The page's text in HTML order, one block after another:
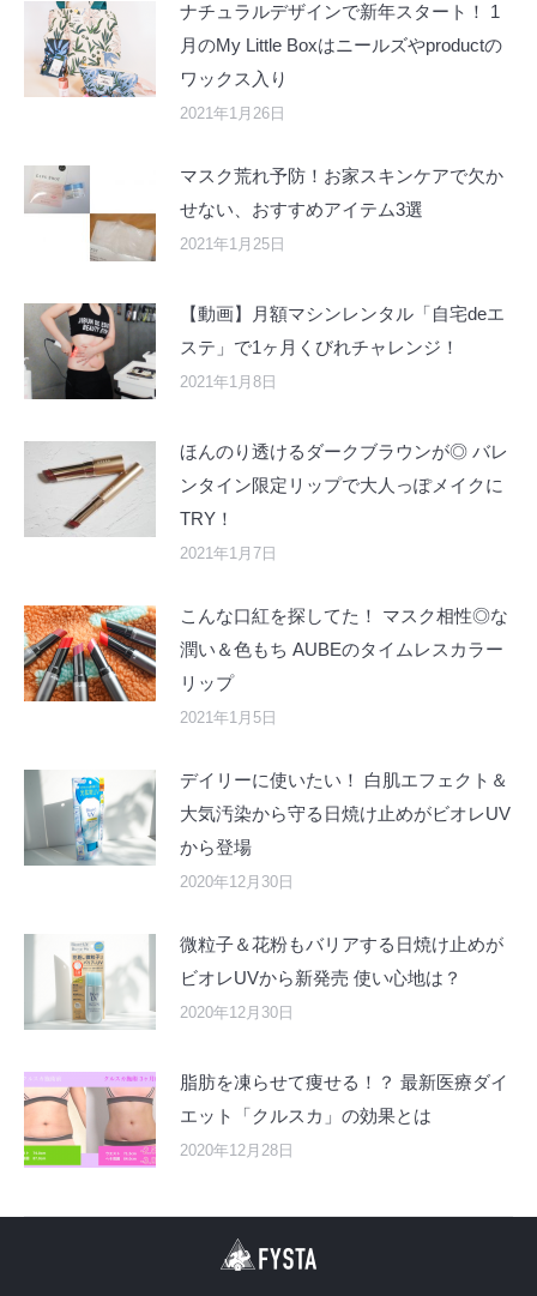
ナチュラルデザインで新年スタート！ 1
月のMy Little Boxはニールズやproductの
ワックス入り
2021年1月26日
マスク荒れ予防！お家スキンケアで欠か
せない、おすすめアイテム3選
2021年1月25日
【動画】月額マシンレンタル「自宅deエ
ステ」で1ヶ月くびれチャレンジ！
2021年1月8日
ほんのり透けるダークブラウンが◎ バレ
ンタイン限定リップで大人っぽメイクに
TRY！
2021年1月7日
こんな口紅を探してた！ マスク相性◎な
潤い＆色もち AUBEのタイムレスカラー
リップ
2021年1月5日
デイリーに使いたい！ 白肌エフェクト＆
大気汚染から守る日焼け止めがビオレUV
から登場
2020年12月30日
微粒子＆花粉もバリアする日焼け止めが
ビオレUVから新発売 使い心地は？
2020年12月30日
脂肪を凍らせて痩せる！？ 最新医療ダイ
エット「クルスカ」の効果とは
2020年12月28日